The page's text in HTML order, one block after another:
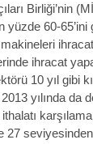
Birliği’nin
yüzde 60-
ihracat
10 yıl gibi
yılında da
27